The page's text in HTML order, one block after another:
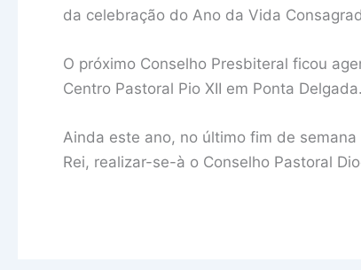
da celebração do Ano da Vida
O próximo Conselho Presbiteral ficou
Centro Pastoral Pio XII em Ponta Delgada.
Ainda este ano, no último fim de
Rei, realizar-se-à o Conselho Pastoral